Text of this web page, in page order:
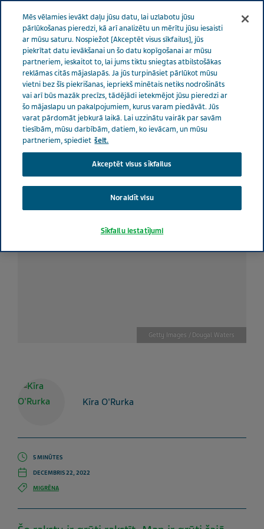
Latvia Rūpes par veselību Visi stāsti
Migrēna un svara
pieaugums: vai tie ir saistīti?
Migrēna un svara
pieaugums: vai tie ir
saistīti?
Getty Images / Dougal Waters
Kīra O'Rurka
5 MINŪTES
DECEMBRIS 22, 2022
MIGRĒNA
Mēs vēlamies ievākt daļu jūsu datu, lai uzlabotu jūsu
pārlūkošanas pieredzi, kā arī analizētu un mērītu jūsu iesaisti
ar mūsu saturu. Nospiežot [Akceptēt visus sīkfailus], jūs
piekrītat datu ievākšanai un šo datu kopīgošanai ar mūsu
partneriem, ieskaitot to, lai jums tiktu sniegtas atbilstošākas
reklāmas citās mājaslapās. Ja jūs turpināsiet pārlūkot mūsu
vietni bez šīs piekrišanas, iepriekš minētais netiks nodrošināts
vai arī būs mazāk precīzs, tādējādi ietekmējot jūsu pieredzi ar
šo mājaslapu un pakalpojumiem, kurus varam piedāvāt. Jūs
varat pārdomāt jebkurā laikā. Lai uzzinātu vairāk par savām
tiesībām, mūsu darbībām, datiem, ko ievācam, un mūsu
partneriem, spiediet šeit.
Akceptēt visus sīkfailus
Noraidīt visu
Sīkfailu iestatījumi